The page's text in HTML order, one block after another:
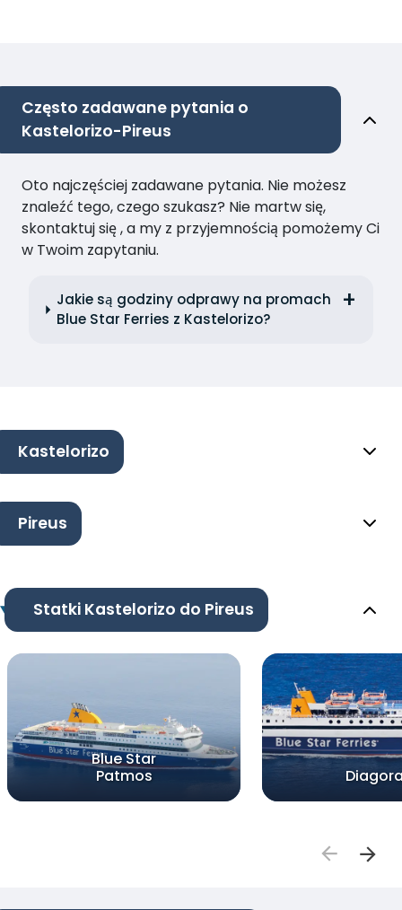
Często zadawane pytania o
Kastelorizo-Pireus
Oto najczęściej zadawane pytania. Nie możesz
znaleźć tego, czego szukasz? Nie martw się,
skontaktuj się , a my z przyjemnością pomożemy Ci
w Twoim zapytaniu.
Jakie są godziny odprawy na promach
Blue Star Ferries z Kastelorizo?
Kastelorizo
Pireus
Statki Kastelorizo do Pireus
Blue Star
Patmos